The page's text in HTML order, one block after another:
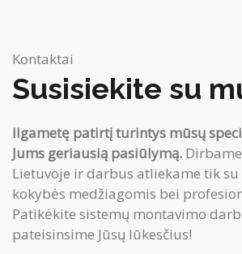
Kontaktai
Susisiekite su
Ilgametę patirtį turintys mūsų
Jums geriausią pasiūlymą.
Lietuvoje ir darbus atliekame tik
kokybės medžiagomis bei
Patikėkite sistemų montavimo
pateisinsime Jūsų lūkesčius!